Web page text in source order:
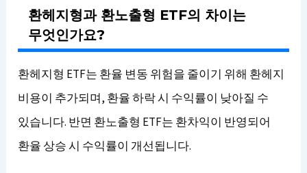
환헤지형과 환노출형 ETF의 차이는
무엇인가요?
환헤지형 ETF는 환율 변동 위험을 줄이기 위해 환헤지
비용이 추가되며, 환율 하락 시 수익률이 낮아질 수
있습니다. 반면 환노출형 ETF는 환차익이 반영되어
환율 상승 시 수익률이 개선됩니다.